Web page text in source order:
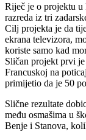
Riječ je o projektu u
razreda iz tri
Cilj projekta je da
ekrana televizora,
koriste samo kad
Sličan projekt prvi
Francuskoj na
primijetio da je 50
Slične rezultate
među osmašima u
Benje i Stanova,